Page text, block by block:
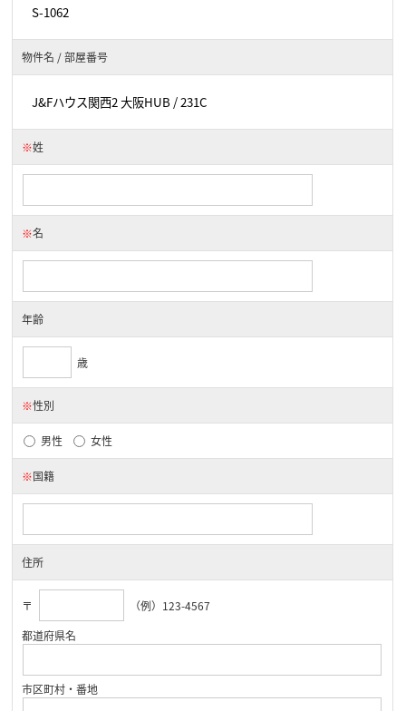
物件名 / 部屋番号
※姓
※名
年齢
歳
※性別
男性 女性
※国籍
住所
〒
（例）123-4567
都道府県名
市区町村・番地